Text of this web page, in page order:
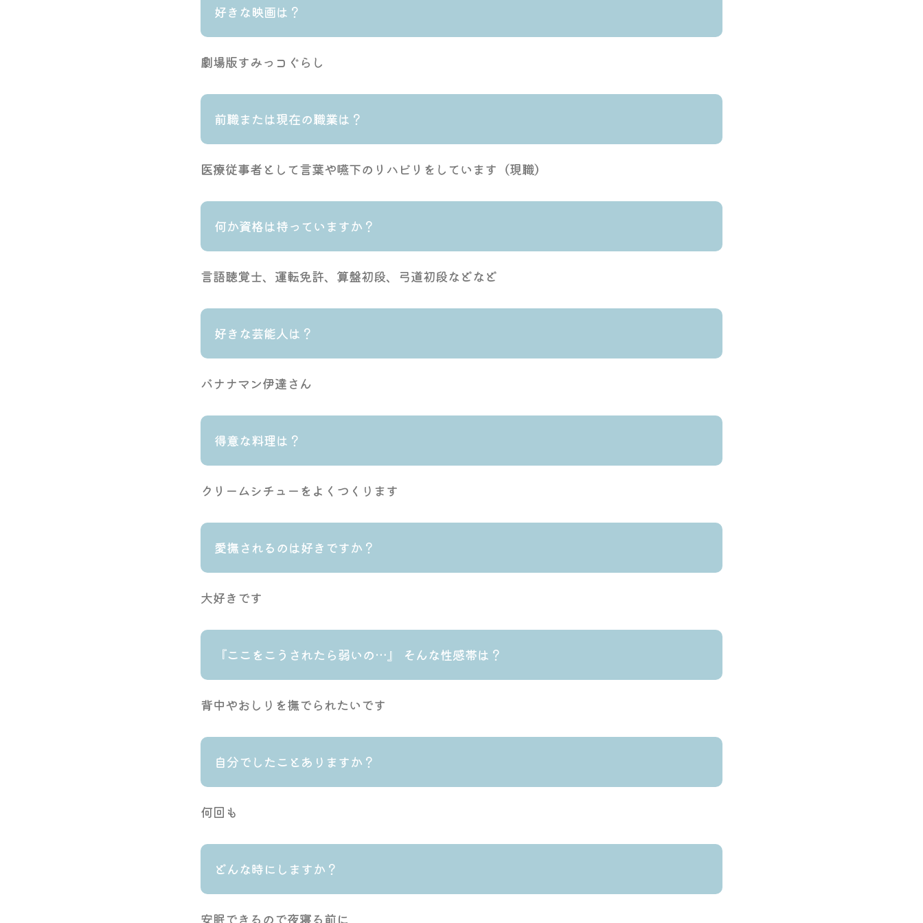
好きな映画は？
劇場版すみっコぐらし
前職または現在の職業は？
医療従事者として言葉や嚥下のリハビリをしています（現職）
何か資格は持っていますか？
言語聴覚士、運転免許、算盤初段、弓道初段などなど
好きな芸能人は？
バナナマン伊達さん
得意な料理は？
クリームシチューをよくつくります
愛撫されるのは好きですか？
大好きです
『ここをこうされたら弱いの…』 そんな性感帯は？
背中やおしりを撫でられたいです
自分でしたことありますか？
何回も
どんな時にしますか？
安眠できるので夜寝る前に